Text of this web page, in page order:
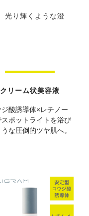
光り輝くような澄
クリーム状美容液
ジ酸誘導体×レチノー
スポットライトを浴び
な圧倒的ツヤ肌へ。